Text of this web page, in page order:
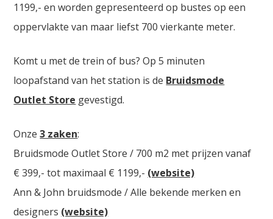
1199,- en worden gepresenteerd op bustes op een
oppervlakte van maar liefst 700 vierkante meter.
Komt u met de trein of bus? Op 5 minuten
loopafstand van het station is de Bruidsmode
Outlet Store gevestigd.
Onze3 zaken:
Bruidsmode Outlet Store / 700 m2 met prijzen vanaf
€ 399,- tot maximaal € 1199,- (website)
Ann & John bruidsmode / Alle bekende merken en
designers (website)